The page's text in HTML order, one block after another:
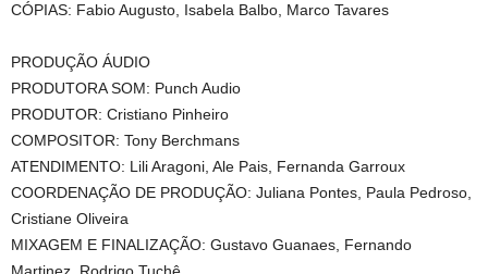
CÓPIAS: Fabio Augusto, Isabela Balbo, Marco Tavares
PRODUÇÃO ÁUDIO
PRODUTORA SOM: Punch Audio
PRODUTOR: Cristiano Pinheiro
COMPOSITOR: Tony Berchmans
ATENDIMENTO: Lili Aragoni, Ale Pais, Fernanda Garroux
COORDENAÇÃO DE PRODUÇÃO: Juliana Pontes, Paula Pedroso,
Cristiane Oliveira
MIXAGEM E FINALIZAÇÃO: Gustavo Guanaes, Fernando
Martinez, Rodrigo Tuchê